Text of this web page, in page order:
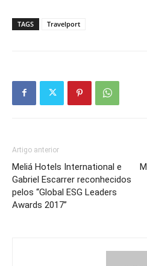
TAGS Travelport
Artigo anterior
Meliá Hotels International e
Gabriel Escarrer reconhecidos
pelos “Global ESG Leaders
Awards 2017”